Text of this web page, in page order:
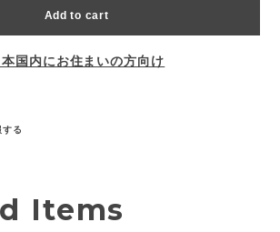
Add to cart
本国内にお住まいの方向け
する
Items